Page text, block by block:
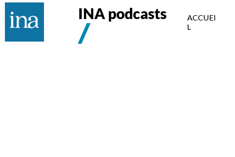
INA podcasts
ACCUEI
L